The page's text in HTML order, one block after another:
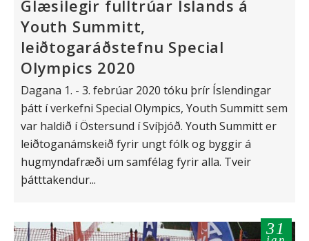
Glæsilegir fulltrúar Íslands á
Youth Summitt,
leiðtogaráðstefnu Special
Olympics 2020
Dagana 1. - 3. febrúar 2020 tóku þrír Íslendingar
þátt í verkefni Special Olympics, Youth Summitt sem
var haldið í Östersund í Svíþjóð. Youth Summitt er
leiðtoganámskeið fyrir ungt fólk og byggir á
hugmyndafræði um samfélag fyrir alla. Tveir
þátttakendur...
31